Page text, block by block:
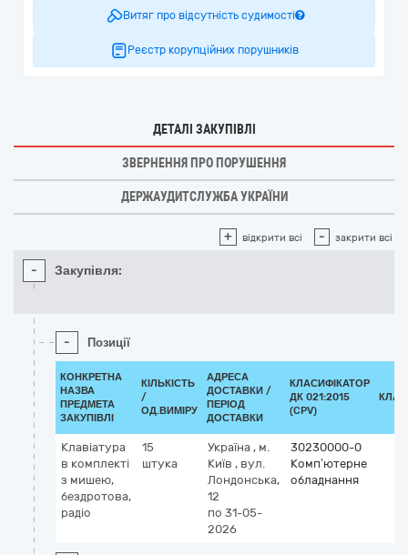
Витяг про відсутність судимості
Реєстр корупційних порушників
ДЕТАЛІ ЗАКУПІВЛІ
ЗВЕРНЕННЯ ПРО ПОРУШЕННЯ
ДЕРЖАУДИТСЛУЖБА УКРАЇНИ
+ відкрити всі - закрити всі
- Закупівля:
- Позиції
КОНКРЕТНА
НАЗВА
ПРЕДМЕТА
ЗАКУПІВЛІ
КІЛЬКІСТЬ
/
ОД.ВИМІРУ
АДРЕСА
ДОСТАВКИ /
ПЕРІОД
ДОСТАВКИ
КЛАСИФІКАТОР
ДК 021:2015
(CPV)
Клавіатура
в комплекті
з мишею,
бездротова,
радіо
15
штука
Україна , м.
Київ , вул.
Лондонська,
12
по 31-05-
2026
30230000-0
Комп’ютерне
обладнання